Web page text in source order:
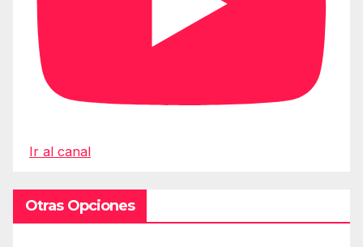
Ir al canal
Otras Opciones